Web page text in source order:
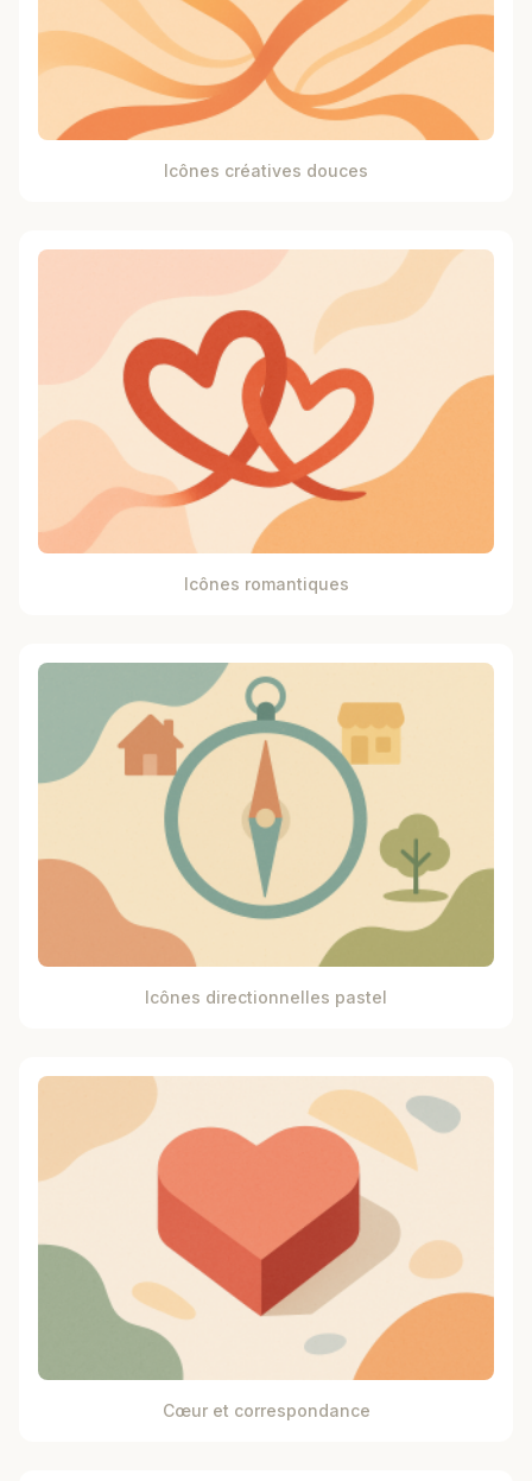
Icônes créatives douces
Icônes romantiques
Icônes directionnelles pastel
Cœur et correspondance